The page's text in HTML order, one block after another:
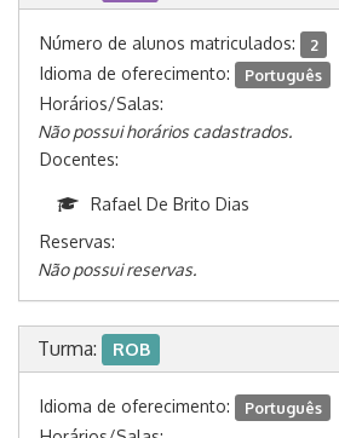
Número de alunos matriculados: 2
Idioma de oferecimento: Português
Horários/Salas:
Não possui horários cadastrados.
Docentes:
Rafael De Brito Dias
Reservas:
Não possui reservas.
Turma: ROB
Idioma de oferecimento: Português